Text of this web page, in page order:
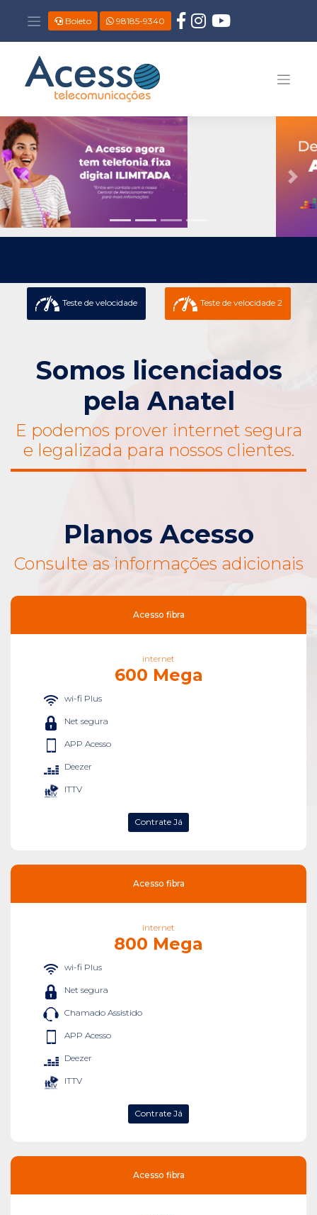
Boleto 98185-9340
Previous Next
Teste de velocidade Teste de velocidade 2
Somos licenciados
pela Anatel
E podemos prover internet segura
e legalizada para nossos clientes.
Planos Acesso
Consulte as informações adicionais
Acesso fibra
internet
600 Mega
wi-fi Plus
Net segura
APP Acesso
Deezer
ITTV
Contrate Já
Acesso fibra
internet
800 Mega
wi-fi Plus
Net segura
Chamado Assistido
APP Acesso
Deezer
ITTV
Contrate Já
Acesso fibra